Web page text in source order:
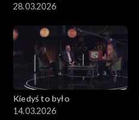
28.03.2026
Kiedyś to było
14.03.2026